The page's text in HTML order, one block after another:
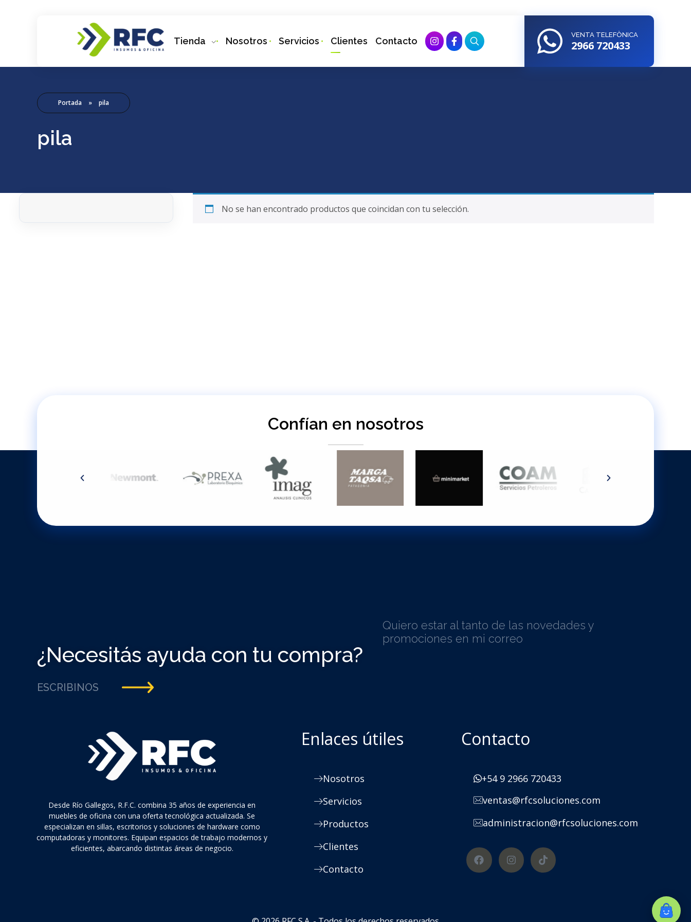
Tienda Nosotros Servicios Clientes Contacto
VENTA TELEFÒNICA
2966 720433
Portada » pila
pila
No se han encontrado productos que coincidan con tu selección.
Confían en nosotros
¿Necesitás ayuda con tu compra?
ESCRIBINOS
Quiero estar al tanto de las novedades y
promociones en mi correo
Desde Río Gallegos, R.F.C. combina 35 años de experiencia en
muebles de oficina con una oferta tecnológica actualizada. Se
especializan en sillas, escritorios y soluciones de hardware como
computadoras y monitores. Equipan espacios de trabajo modernos y
eficientes, abarcando distintas áreas de negocio.
Enlaces útiles
Nosotros
Servicios
Productos
Clientes
Contacto
Contacto
+54 9 2966 720433
ventas@rfcsoluciones.com
administracion@rfcsoluciones.com